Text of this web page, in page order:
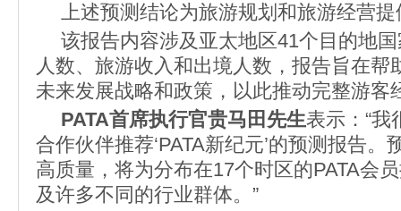
上述预测结论为旅游规划和旅游经营
该报告内容涉及亚太地区41个目的地
人数、旅游收入和出境人数，报告旨在帮
未来发展战略和政策，以此推动完整游客
PATA首席执行官贵马田先生表示：“我
合作伙伴推荐‘PATA新纪元’的预测报告。
高质量，将为分布在17个时区的PATA会
及许多不同的行业群体。”